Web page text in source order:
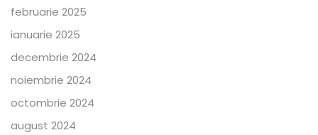
februarie 2025
ianuarie 2025
decembrie 2024
noiembrie 2024
octombrie 2024
august 2024